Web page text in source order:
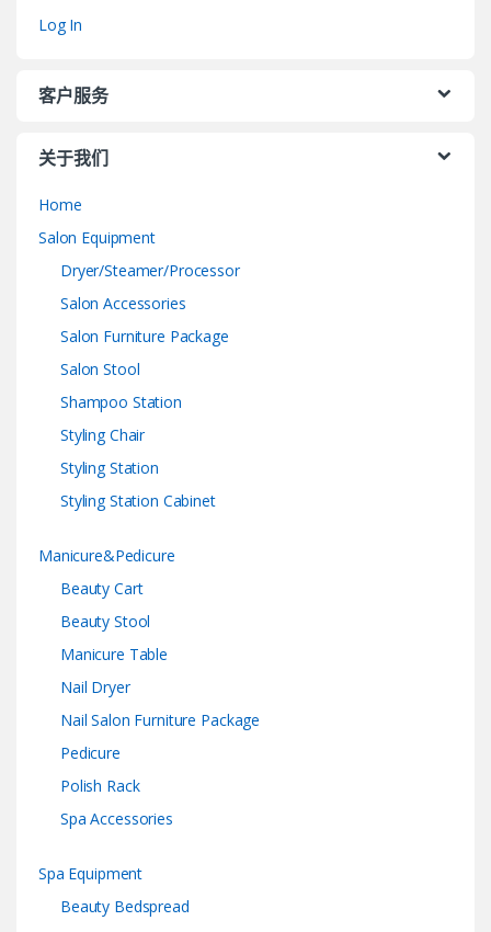
Log In
客户服务
关于我们
Home
Salon Equipment
Dryer/Steamer/Processor
Salon Accessories
Salon Furniture Package
Salon Stool
Shampoo Station
Styling Chair
Styling Station
Styling Station Cabinet
Manicure&Pedicure
Beauty Cart
Beauty Stool
Manicure Table
Nail Dryer
Nail Salon Furniture Package
Pedicure
Polish Rack
Spa Accessories
Spa Equipment
Beauty Bedspread